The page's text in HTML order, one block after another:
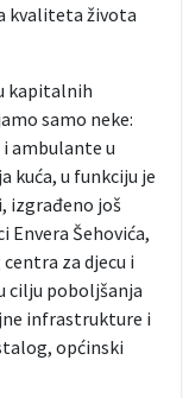
kvaliteta života
kapitalnih
samo neke:
i ambulante u
kuća, u funkciju je
izgrađeno još
Envera Šehovića,
za djecu i
cilju poboljšanja
infrastrukture i
općinski